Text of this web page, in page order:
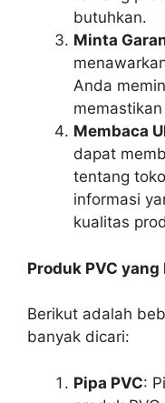
butuhkan.
Minta
Anda
Membaca
dapat
tentang
informasi
kualitas
Produk PVC
Berikut adalah
banyak dicari:
Pipa PVC: